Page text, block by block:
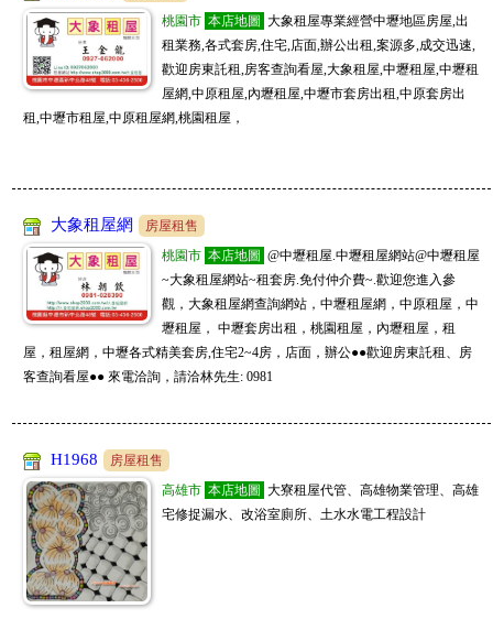
桃園市 本店地圖 大象租屋專業經營中壢地區房屋,出
租業務,各式套房,住宅,店面,辦公出租,案源多,成交迅速,
歡迎房東託租,房客查詢看屋,大象租屋,中壢租屋,中壢租
屋網,中原租屋,內壢租屋,中壢市套房出租,中原套房出
租,中壢市租屋,中原租屋網,桃園租屋，
大象租屋網
房屋租售
桃園市 本店地圖 @中壢租屋.中壢租屋網站@中壢租屋
~大象租屋網站~租套房.免付仲介費~.歡迎您進入參
觀，大象租屋網查詢網站，中壢租屋網，中原租屋，中
壢租屋， 中壢套房出租，桃園租屋，內壢租屋，租
屋，租屋網，中壢各式精美套房,住宅2~4房，店面，辦公●●歡迎房東託租、房
客查詢看屋●● 來電洽詢，請洽林先生: 0981
H1968
房屋租售
高雄市 本店地圖 大寮租屋代管、高雄物業管理、高雄
宅修捉漏水、改浴室廁所、土水水電工程設計